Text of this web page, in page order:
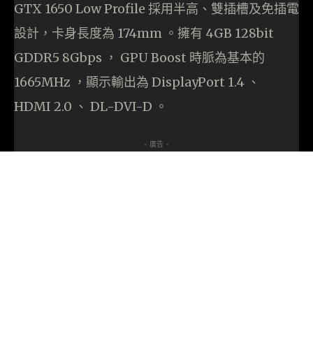
GTX 1650 Low Profile 採用半高、雙插槽及免插電
設計，卡身長度為 174mm 。擁有 4GB 128bit
GDDR5 8Gbps ， GPU Boost 時脈為基本的
1665MHz ，顯示輸出為 DisplayPort 1.4 、
HDMI 2.0 、 DL-DVI-D 。
- 廣告 -